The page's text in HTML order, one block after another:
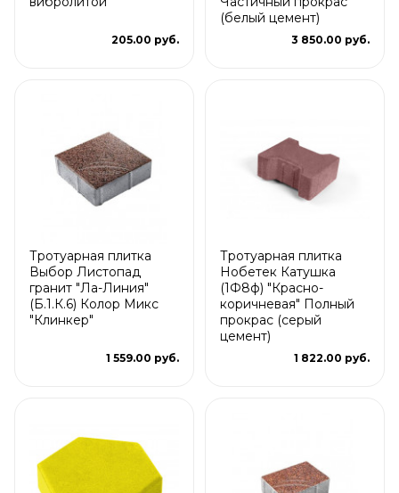
205.00 руб.
(белый цемент)
3 850.00 руб.
Тротуарная плитка
Выбор Листопад
гранит "Ла-Линия"
(Б.1.К.6) Колор Микс
"Клинкер"
1 559.00 руб.
Тротуарная плитка
Нобетек Катушка
(1Ф8ф) "Красно-
коричневая" Полный
прокрас (серый
цемент)
1 822.00 руб.